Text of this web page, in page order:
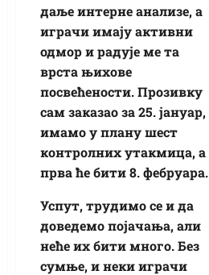
даље интерне анализе, а
играчи имају активни
одмор и радује ме та
врста њихове
посвећености. Прозивку
сам заказао за 25. јануар,
имамо у плану шест
контролних утакмица, а
прва ће бити 8. фебруара.
Успут, трудимо се и да
доведемо појачања, али
неће их бити много. Без
сумње, и неки играчи